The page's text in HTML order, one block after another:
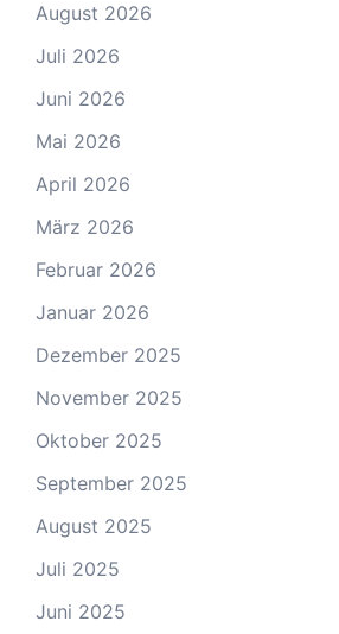
August 2026
Juli 2026
Juni 2026
Mai 2026
April 2026
März 2026
Februar 2026
Januar 2026
Dezember 2025
November 2025
Oktober 2025
September 2025
August 2025
Juli 2025
Juni 2025